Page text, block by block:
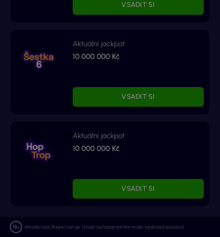
VSADIT SI
Aktuální jackpot
10 000 000 Kč
VSADIT SI
Aktuální jackpot
10 000 000 Kč
VSADIT SI
Ministerstvo financí varuje: Účastí na hazardní hře může vzniknout závislost.